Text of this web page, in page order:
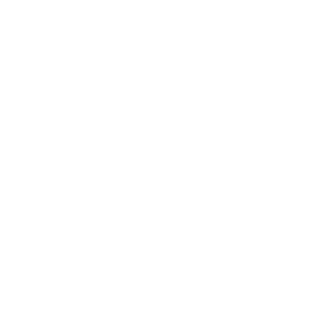
mit speziellen
und einer leicht
wird die Anfälligkeit für